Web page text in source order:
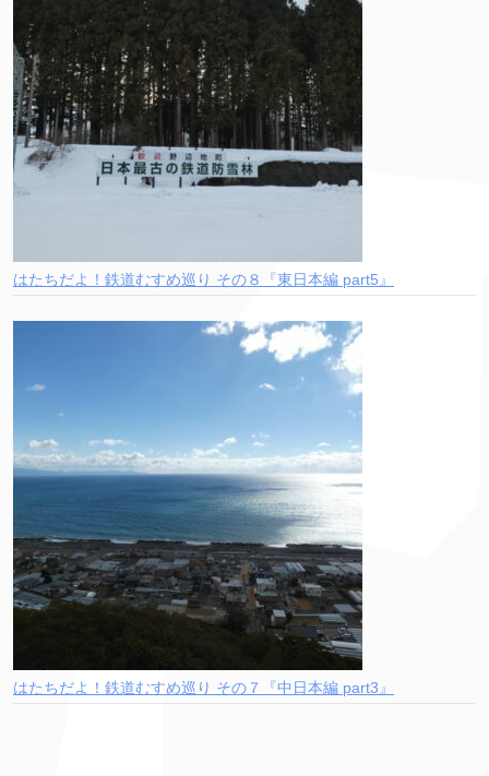
はたちだよ！鉄道むすめ巡り その８『東日本編 part5』
はたちだよ！鉄道むすめ巡り その７『中日本編 part3』